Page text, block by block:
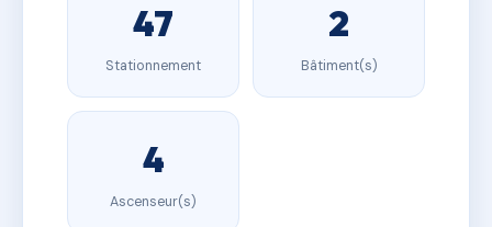
47
Stationnement
2
Bâtiment(s)
4
Ascenseur(s)